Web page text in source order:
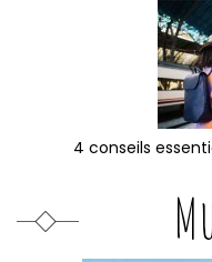
4 conseils